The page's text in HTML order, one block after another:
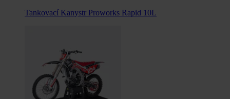
Tankovací Kanystr Proworks Rapid 10L